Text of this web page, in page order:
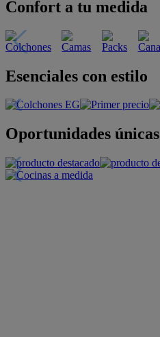
Confort a tu medida
Esenciales con estilo
Oportunidades únicas